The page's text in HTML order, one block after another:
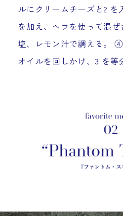
ルにクリームチーズと2 を
を加え、ヘラを使って混
塩、レモン汁で調える。
オイルを回しかけ、3 を等